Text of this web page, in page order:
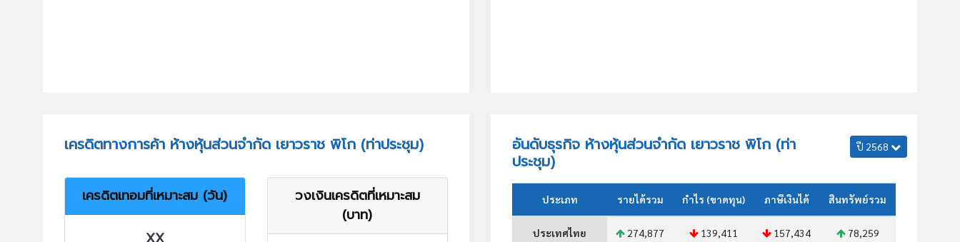
เครดิตทางการค้า ห้างหุ้นส่วนจำกัด เยาวราช พิโก (ท่าประชุม)
เครดิตเทอมที่เหมาะสม (วัน)
วงเงินเครดิตที่เหมาะสม
(บาท)
อันดับธุรกิจ ห้างหุ้นส่วนจำกัด เยาวราช พิโก (ท่า
ประชุม)
ปี 2568
ประเภท รายได้รวม กำไร (ขาดทุน) ภาษีเงินได้ สินทรัพย์รวม
ประเทศไทย 274,877 139,411 157,434 78,259